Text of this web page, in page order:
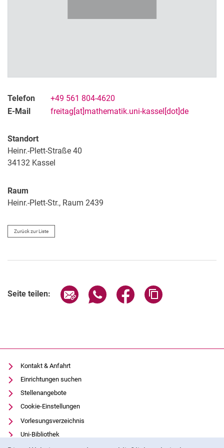
Telefon
+49 561 804-4620
E-Mail
freitag[at]mathematik.uni-kassel[dot]de
Standort
Heinr.-Plett-Straße 40
34132 Kassel
Raum
Heinr.-Plett-Str., Raum 2439
Zurück zur Liste
Seite teilen: Seite über E-Mail teilen
Seite über WhatsApp teilen
Seite über Facebook
Kontakt & Anfahrt
Einrichtungen suchen
Stellenangebote
Cookie-Einstellungen
Vorlesungsverzeichnis
Uni-Bibliothek